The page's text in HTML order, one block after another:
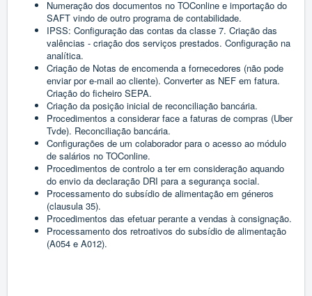
Numeração dos documentos no TOConline e importação do
SAFT vindo de outro programa de contabilidade.
IPSS: Configuração das contas da classe 7. Criação das
valências - criação dos serviços prestados. Configuração na
analítica.
Criação de Notas de encomenda a fornecedores (não pode
enviar por e-mail ao cliente). Converter as NEF em fatura.
Criação do ficheiro SEPA.
Criação da posição inicial de reconciliação bancária.
Procedimentos a considerar face a faturas de compras (Uber
Tvde). Reconciliação bancária.
Configurações de um colaborador para o acesso ao módulo
de salários no TOConline.
Procedimentos de controlo a ter em consideração aquando
do envio da declaração DRI para a segurança social.
Processamento do subsídio de alimentação em géneros
(clausula 35).
Procedimentos das efetuar perante a vendas à consignação.
Processamento dos retroativos do subsídio de alimentação
(A054 e A012).